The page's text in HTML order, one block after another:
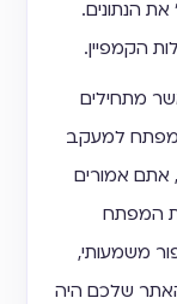
הנתונים.
הקמפיין.
מתחילים
מפתח למעקב
אתם אמורים
המפתח
משמעותי,
שלכם היה